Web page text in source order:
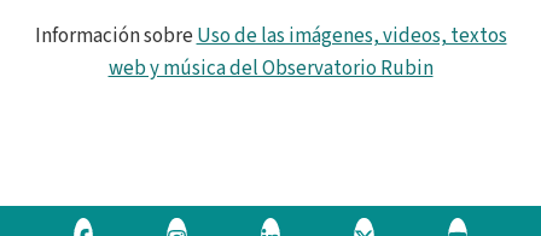
Información sobreUso de las imágenes, videos, textos
web y música del Observatorio Rubin